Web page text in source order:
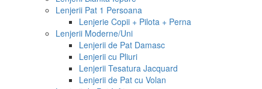
Lenjerii Pat 1 Persoana
Lenjerie Copii + Pilota + Perna
Lenjerii Moderne/Uni
Lenjerii de Pat Damasc
Lenjerii cu Pliuri
Lenjerii Tesatura Jacquard
Lenjerii de Pat cu Volan